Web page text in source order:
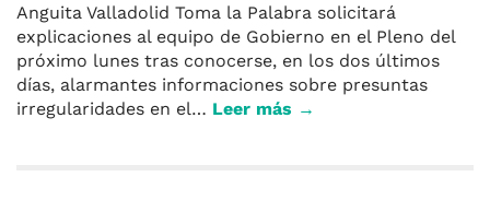
Anguita Valladolid Toma la Palabra solicitará
explicaciones al equipo de Gobierno en el Pleno del
próximo lunes tras conocerse, en los dos últimos
días, alarmantes informaciones sobre presuntas
irregularidades en el… Leer más →